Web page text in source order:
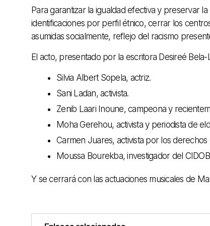
Para garantizar la igualdad efectiva y preservar
identificaciones por perfil étnico, cerrar los
asumidas socialmente, reflejo del racismo
El acto, presentado por la escritora Desireé
Silvia Albert Sopela, actriz.
Sani Ladan, activista.
Zenib Laari Inoune, campeona y
Moha Gerehou, activista y periodista de
Carmen Juares, activista por los
Moussa Bourekba, investigador del CIDOB
Y se cerrará con las actuaciones musicales de